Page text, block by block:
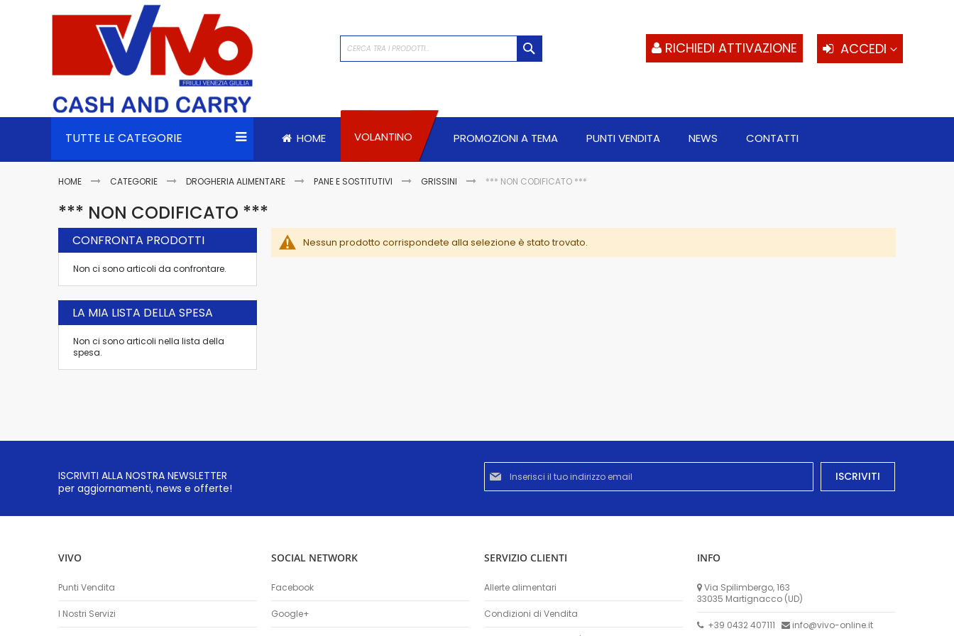
ACCEDI
RICHIEDI ATTIVAZIONE
TUTTE LE CATEGORIE HOME VOLANTINO PROMOZIONI A TEMA PUNTI VENDITA NEWS CONTATTI
HOME CATEGORIE DROGHERIA ALIMENTARE PANE E SOSTITUTIVI GRISSINI *** NON CODIFICATO ***
*** NON CODIFICATO ***
Nessun prodotto corrispondete alla selezione è stato trovato.
CONFRONTA PRODOTTI
Non ci sono articoli da confrontare.
LA MIA LISTA DELLA SPESA
Non ci sono articoli nella lista della
spesa.
ISCRIVITI ALLA NOSTRA NEWSLETTER
per aggiornamenti, news e offerte!
Iscriviti
alla
nostra
ISCRIVITI
VIVO
Punti Vendita
I Nostri Servizi
SOCIAL NETWORK
Facebook
Google+
SERVIZIO CLIENTI
Allerte alimentari
Condizioni di Vendita
INFO
Via Spilimbergo, 163
33035 Martignacco (UD)
+39 0432 407111 info@vivo-online.it